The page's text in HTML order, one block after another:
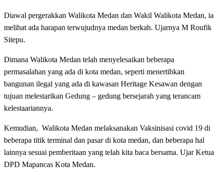
Diawal pergerakkan Walikota Medan dan Wakil Walikota Medan, ia
melihat ada harapan terwujudnya medan berkah. Ujarnya M Roufik
Sitepu.
Dimana Walikota Medan telah menyelesaikan beberapa
permasalahan yang ada di kota medan, seperti menertibkan
bangunan ilegal yang ada di kawasan Heritage Kesawan dengan
tujuan melestarikan Gedung – gedung bersejarah yang terancam
kelestaariannya.
Kemudian, Walikota Medan melaksanakan Vaksinisasi covid 19 di
beberapa titik terminal dan pasar di kota medan, dan beberapa hal
lainnya sesuai pemberitaan yang telah kita baca bersama. Ujar Ketua
DPD Mapancas Kota Medan.